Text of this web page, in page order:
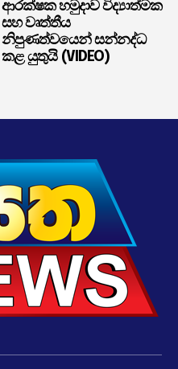
ආරක්ෂක හමුදාව විද්‍යාත්මක
සහ වෘත්තීය
නිපුණත්වයෙන් සන්නද්ධ
කළ යුතුයි (VIDEO)